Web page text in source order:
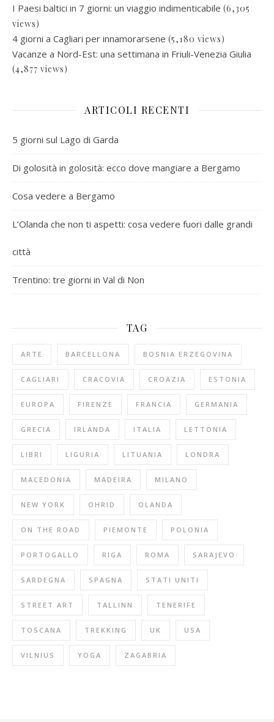
I Paesi baltici in 7 giorni: un viaggio indimenticabile (6,305
views)
4 giorni a Cagliari per innamorarsene (5,180 views)
Vacanze a Nord-Est: una settimana in Friuli-Venezia Giulia
(4,877 views)
ARTICOLI RECENTI
5 giorni sul Lago di Garda
Di golosità in golosità: ecco dove mangiare a Bergamo
Cosa vedere a Bergamo
L’Olanda che non ti aspetti: cosa vedere fuori dalle grandi
città
Trentino: tre giorni in Val di Non
TAG
ARTE BARCELLONA BOSNIA ERZEGOVINA
CAGLIARI CRACOVIA CROAZIA ESTONIA
EUROPA FIRENZE FRANCIA GERMANIA
GRECIA IRLANDA ITALIA LETTONIA
LIBRI LIGURIA LITUANIA LONDRA
MACEDONIA MADEIRA MILANO
NEW YORK OHRID OLANDA
ON THE ROAD PIEMONTE POLONIA
PORTOGALLO RIGA ROMA SARAJEVO
SARDEGNA SPAGNA STATI UNITI
STREET ART TALLINN TENERIFE
TOSCANA TREKKING UK USA
VILNIUS YOGA ZAGABRIA